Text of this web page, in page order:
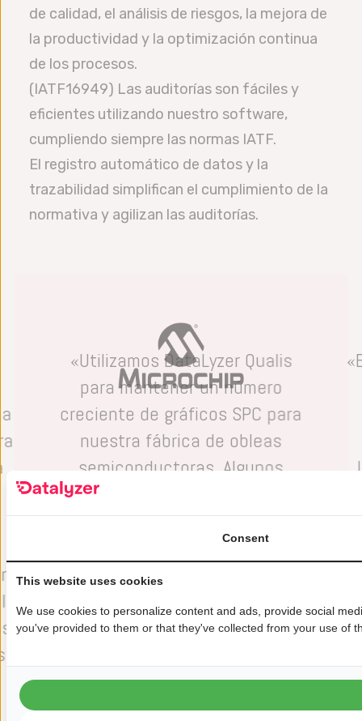
de calidad, el análisis de riesgos, la mejora de
la productividad y la optimización continua
de los procesos.
(IATF16949) Las auditorías son fáciles y
eficientes utilizando nuestro software,
cumpliendo siempre las normas IATF.
El registro automático de datos y la
trazabilidad simplifican el cumplimiento de la
normativa y agilizan las auditorías.
«Utilizamos DataLyzer Qualis
para mantener un número
creciente de gráficos SPC para
nuestra fábrica de obleas
semiconductoras. Algunos
gráficos se supervisan a diario,
otros se utilizan únicamente
para la resolución de problemas,
mientras que otros existen más
o menos para «ver si
encontramos algo».
el módulo FMEA. Diría que
Datalyzer nos está ayudando
Consent
This website uses cookies
We use cookies to personalize content and ads, provide social
you've provided to them or that they've collected from your use of